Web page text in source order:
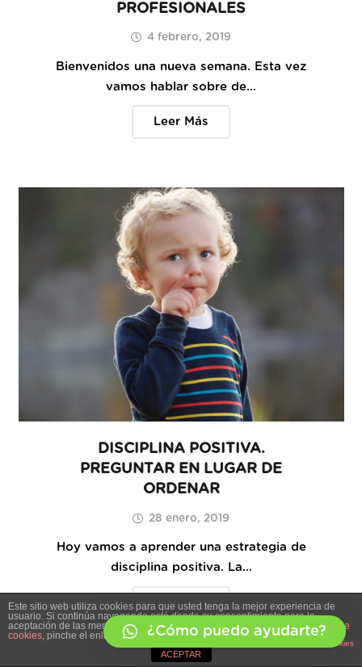
PROFESIONALES
4 febrero, 2019
Bienvenidos una nueva semana. Esta vez
vamos hablar sobre de…
Leer Más
DISCIPLINA POSITIVA.
PREGUNTAR EN LUGAR DE
ORDENAR
28 enero, 2019
Hoy vamos a aprender una estrategia de
disciplina positiva. La…
Leer Más
Este sitio web utiliza cookies para que usted tenga la mejor experiencia de
usuario. Si continúa navegando está dando su consentimiento para la
aceptación de las mencionadas cookies y la aceptación de nuestrapolítica de
cookies, pinche el enlace para mayor información.
plugin cookies
ACEPTAR
¿Cómo puedo ayudarte?